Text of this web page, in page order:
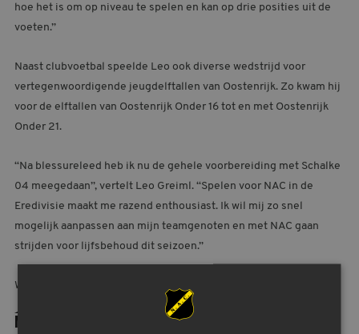
hoe het is om op niveau te spelen en kan op drie posities uit de
voeten.”
Naast clubvoetbal speelde Leo ook diverse wedstrijd voor
vertegenwoordigende jeugdelftallen van Oostenrijk. Zo kwam hij
voor de elftallen van Oostenrijk Onder 16 tot en met Oostenrijk
Onder 21.
“Na blessureleed heb ik nu de gehele voorbereiding met Schalke
04 meegedaan”, vertelt Leo Greiml. “Spelen voor NAC in de
Eredivisie maakt me razend enthousiast. Ik wil mij zo snel
mogelijk aanpassen aan mijn teamgenoten en met NAC gaan
strijden voor lijfsbehoud dit seizoen.”
Welkom bij NAC, Leo!
MEER NIEUWS